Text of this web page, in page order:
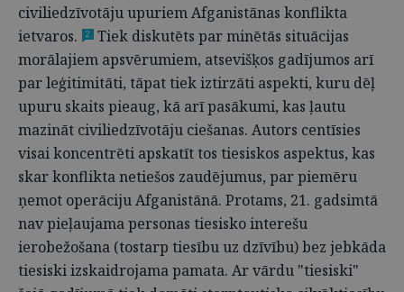
civiliedzīvotāju upuriem Afganistānas konflikta
ietvaros.
2
Tiek diskutēts par minētās situācijas
morālajiem apsvērumiem, atsevišķos gadījumos arī
par leģitimitāti, tāpat tiek iztirzāti aspekti, kuru dēļ
upuru skaits pieaug, kā arī pasākumi, kas ļautu
mazināt civiliedzīvotāju ciešanas. Autors centīsies
visai koncentrēti apskatīt tos tiesiskos aspektus, kas
skar konflikta netiešos zaudējumus, par piemēru
ņemot operāciju Afganistānā. Protams, 21. gadsimtā
nav pieļaujama personas tiesisko interešu
ierobežošana (tostarp tiesību uz dzīvību) bez jebkāda
tiesiski izskaidrojama pamata. Ar vārdu "tiesiski"